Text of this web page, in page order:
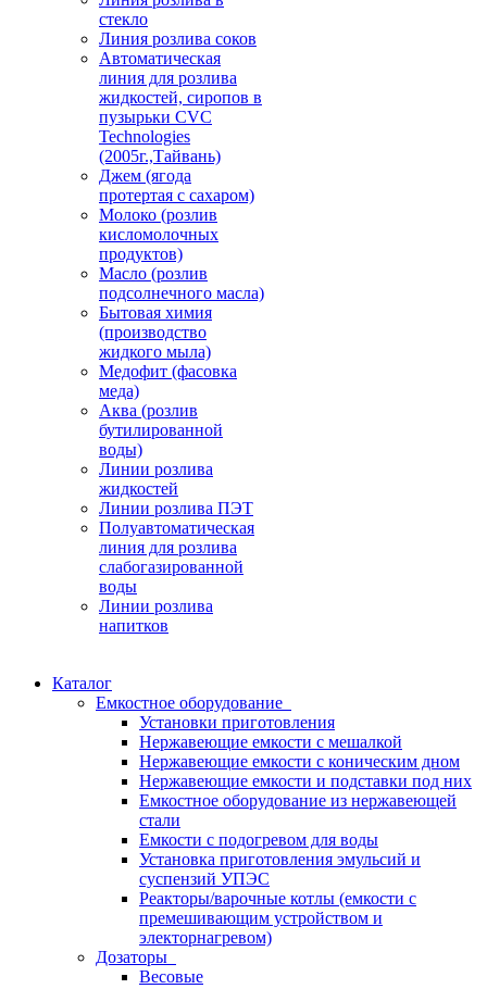
стекло
Линия розлива соков
Автоматическая
линия для розлива
жидкостей, сиропов в
пузырьки CVC
Technologies
(2005г.,Тайвань)
Джем (ягода
протертая с сахаром)
Молоко (розлив
кисломолочных
продуктов)
Масло (розлив
подсолнечного масла)
Бытовая химия
(производство
жидкого мыла)
Медофит (фасовка
меда)
Аква (розлив
бутилированной
воды)
Линии розлива
жидкостей
Линии розлива ПЭТ
Полуавтоматическая
линия для розлива
слабогазированной
воды
Линии розлива
напитков
Каталог
Емкостное оборудование
Установки приготовления
Нержавеющие емкости с мешалкой
Нержавеющие емкости с коническим дном
Нержавеющие емкости и подставки под них
Емкостное оборудование из нержавеющей
стали
Емкости с подогревом для воды
Установка приготовления эмульсий и
суспензий УПЭС
Реакторы/варочные котлы (емкости с
премешивающим устройством и
электорнагревом)
Дозаторы
Весовые